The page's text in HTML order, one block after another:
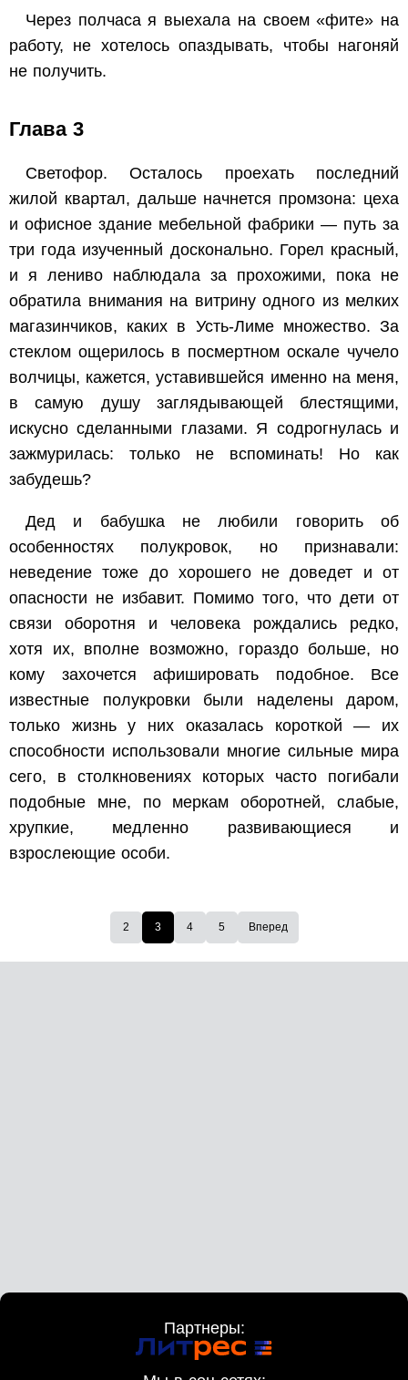
Через полчаса я выехала на своем «фите» на
работу, не хотелось опаздывать, чтобы нагоняй
не получить.
Глава 3
Светофор. Осталось проехать последний
жилой квартал, дальше начнется промзона: цеха
и офисное здание мебельной фабрики — путь за
три года изученный досконально. Горел красный,
и я лениво наблюдала за прохожими, пока не
обратила внимания на витрину одного из мелких
магазинчиков, каких в Усть-Лиме множество. За
стеклом ощерилось в посмертном оскале чучело
волчицы, кажется, уставившейся именно на меня,
в самую душу заглядывающей блестящими,
искусно сделанными глазами. Я содрогнулась и
зажмурилась: только не вспоминать! Но как
забудешь?
Дед и бабушка не любили говорить об
особенностях полукровок, но признавали:
неведение тоже до хорошего не доведет и от
опасности не избавит. Помимо того, что дети от
связи оборотня и человека рождались редко,
хотя их, вполне возможно, гораздо больше, но
кому захочется афишировать подобное. Все
известные полукровки были наделены даром,
только жизнь у них оказалась короткой — их
способности использовали многие сильные мира
сего, в столкновениях которых часто погибали
подобные мне, по меркам оборотней, слабые,
хрупкие, медленно развивающиеся и
взрослеющие особи.
2 3 4 5 Вперед
Партнеры: